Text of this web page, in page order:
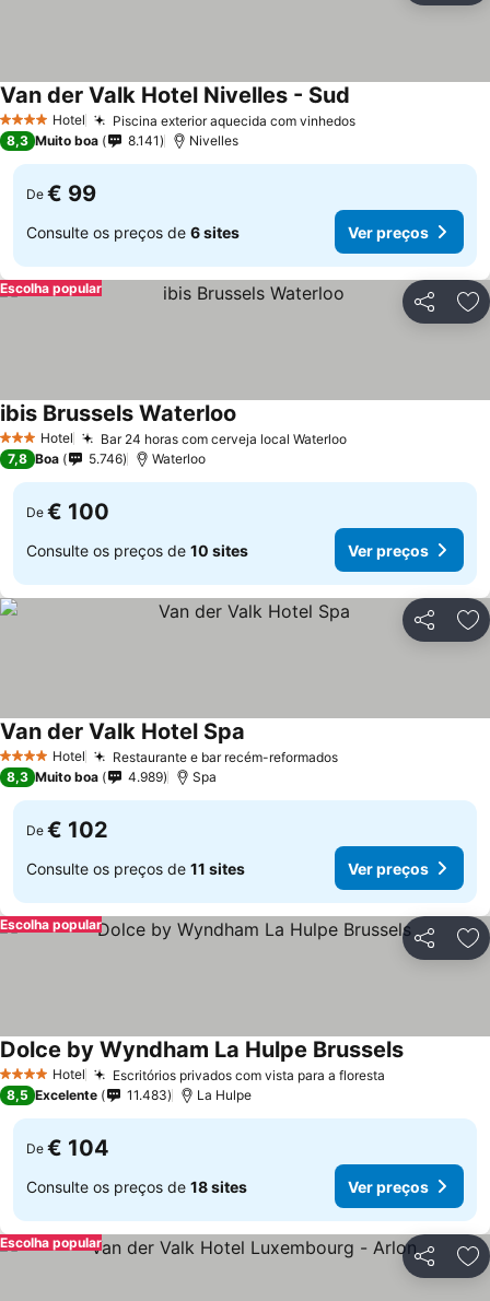
4 EstrelasHotel Piscina exterior aquecida com vinhedosVer preços
Van der Valk Hotel Nivelles - Sud
8,3 Muito boa 8.141 Nivelles
De € 99
Consulte os preços de 6 sites Ver preços
Partilhar
Escolha popular
3 EstrelasHotel Bar 24 horas com cerveja local WaterlooVer preços
ibis Brussels Waterloo
7,8 Boa 5.746 Waterloo
De € 100
Consulte os preços de 10 sites Ver preços
Partilhar
4 EstrelasHotel Restaurante e bar recém-reformadosVer preços
Van der Valk Hotel Spa
8,3 Muito boa 4.989 Spa
De € 102
Consulte os preços de 11 sites Ver preços
Partilhar
Escolha popular
4 EstrelasHotel Escritórios privados com vista para a floresta
Dolce by Wyndham La Hulpe BrusselsVer
8,5 Excelente 11.483 La Hulpe
De € 104
Consulte os preços de 18 sites Ver preços
Partilhar
Escolha popular